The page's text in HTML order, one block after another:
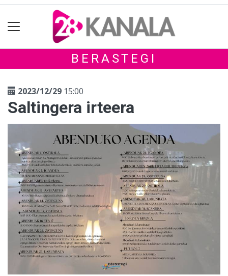
BERASTEGI
2023/12/29 15:00
Saltingera irteera